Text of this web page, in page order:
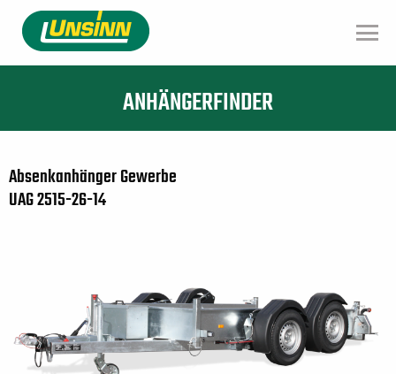
Direkt
zum
Inhalt
ANHÄNGERFINDER
Absenkanhänger Gewerbe
UAG 2515-26-14